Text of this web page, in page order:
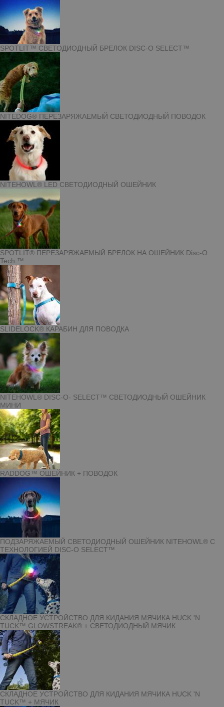
SPOTLIT™ СВЕТОДИОДНЫЙ БРЕЛОК DISC-O SELECT™
NITEDOG® ПЕРЕЗАРЯЖАЕМЫЙ СВЕТОДИОДНЫЙ ПОВОДОК
NITEHOWL® LED СВЕТОДИОДНЫЙ ОШЕЙНИК
SPOTLIT® ПЕРЕЗАРЯЖАЕМЫЙ БРЕЛОК НА ОШЕЙНИК Disc-O
Tech ™
SLIDELOCK® КАРАБИН ДЛЯ ПОВОДКА
NITEHOWL® DISC-O- SELECT™ СВЕТОДИОДНЫЙ ОШЕЙНИК
МИНИ
RADDOG™ ОШЕЙНИК + ПОВОДОК
ПОДЗАРЯЖАЕМЫЙ СВЕТОДИОДНЫЙ ОШЕЙНИК NITEHOWL® С
ТЕХНОЛОГИЕЙ DISC-O SELECT™
СКЛАДНОЕ УСТРОЙСТВО ДЛЯ КИДАНИЯ МЯЧИКА HUCK 'N
TUCK™ GLOWSTREAK® + СВЕТОДИОДНЫЙ МЯЧИК
СКЛАДНОЕ УСТРОЙСТВО ДЛЯ КИДАНИЯ МЯЧИКА HUCK 'N
TUCK™ + МЯЧИК